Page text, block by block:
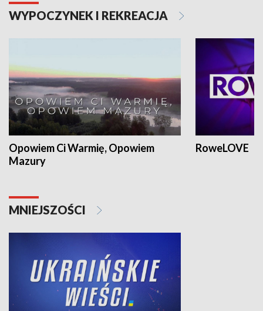
WYPOCZYNEK I REKREACJA
Opowiem Ci Warmię, Opowiem
Mazury
RoweLOVE
MNIEJSZOŚCI